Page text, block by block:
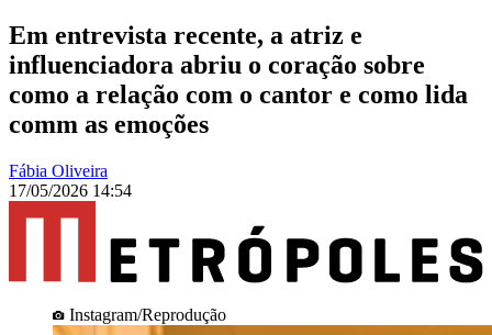
Em entrevista recente, a atriz e
influenciadora abriu o coração sobre
como a relação com o cantor e como lida
comm as emoções
Fábia Oliveira
17/05/2026 14:54
Instagram/Reprodução